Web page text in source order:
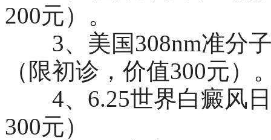
200元）。
3、美国308nm准分子
（限初诊，价值300元）
4、6.25世界白癜风日
300元）